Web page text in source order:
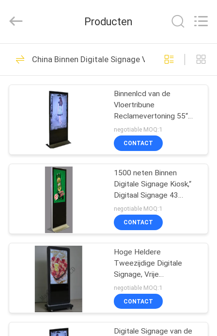
HUIS
PRODUCTEN
ONGEVEER
FABRIEKSREIS
KWALITEITSCONTROLE
CONTACTEER
ONS
VERZOEK
OM
(Shenzhen)
Rights
Openluchtlcd
Digitale Signage
32
Tweezijdige Digitale
Signage
33
Openlucht Digitale
Totem
Producten
China Binnen Digitale Signage Vertoning
Binnenlcd van de
Vloertribune
Reclamevertoning 55“
Hoge Helderheid Brede
het Bekijken Hoeken
negotiable MOQ:1
CONTACT
1500 neten Binnen
Digitale Signage Kiosk,“
Digitaal Signage 43
Touch screen
negotiable MOQ:1
CONTACT
Hoge Heldere
Tweezijdige Digitale
Signage, Vrije
Bevindende 43“ LCD
Kiosk Digitale Signage
negotiable MOQ:1
CONTACT
Digitale Signage van de